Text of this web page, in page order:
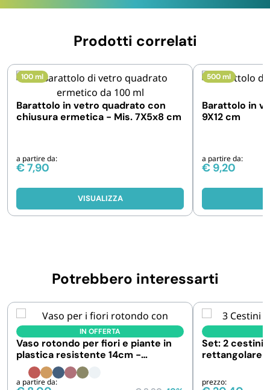
Prodotti correlati
100 ml
Barattolo in vetro quadrato con
chiusura ermetica - Mis. 7X5x8 cm
a partire da:
€7,90
VISUALIZZA
500 ml
Barattolo in
9X12 cm
a partire da:
€ 9,20
Potrebbero interessarti
IN OFFERTA
Vaso rotondo per fiori e piante in
plastica resistente 14cm -
Sottovaso incluso
a partire da:
Set: 2 cestini
rettangolare
prezzo: